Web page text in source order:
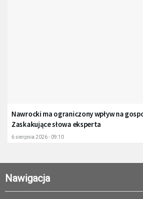
Nawrocki ma ograniczony wpływ na
Zaskakujące słowa eksperta
6 sierpnia 2026 - 09:10
Nawigacja